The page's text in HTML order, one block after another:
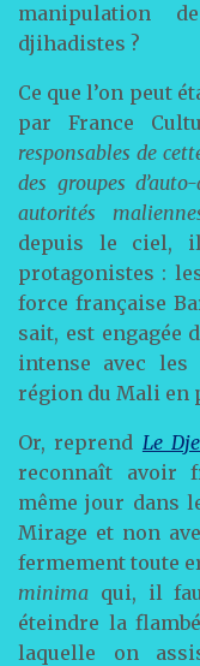
manipulation
djihadistes ?
Ce que l’on peut
par France
responsables de
des groupes
autorités
depuis le ciel,
protagonistes :
force française
sait, est engagée
intense avec les
région du Mali en
Or, reprend Le
reconnaît avoir
même jour dans
Mirage et non
fermement toute
minima qui, il
éteindre la
laquelle on